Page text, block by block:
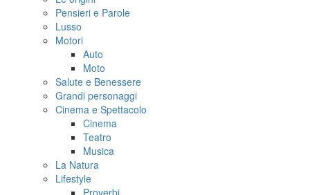
Pensieri e Parole
Lusso
Motori
Auto
Moto
Salute e Benessere
Grandi personaggi
Cinema e Spettacolo
Cinema
Teatro
Musica
La Natura
Lifestyle